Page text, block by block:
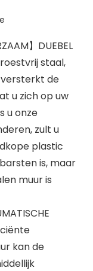
】DUEBEL
staal,
de
u zich op uw
u onze
zult u
plastic
is, maar
muur is
kan de